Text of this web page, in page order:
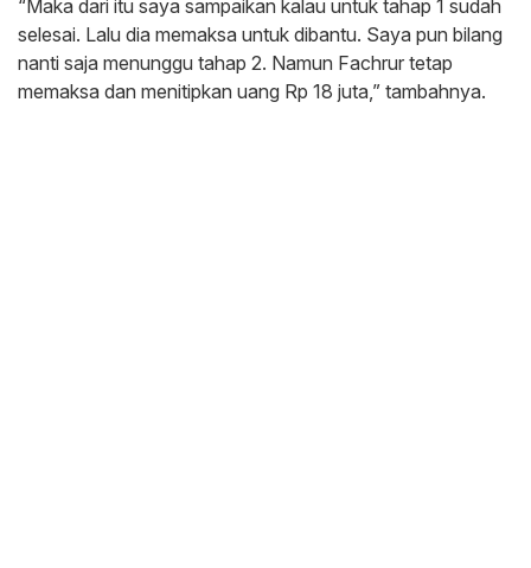
“Maka dari itu saya sampaikan kalau untuk tahap 1 sudah
selesai. Lalu dia memaksa untuk dibantu. Saya pun bilang
nanti saja menunggu tahap 2. Namun Fachrur tetap
memaksa dan menitipkan uang Rp 18 juta,” tambahnya.